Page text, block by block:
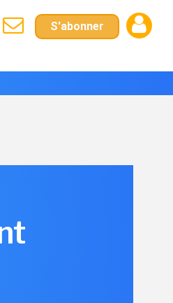
S'abonner